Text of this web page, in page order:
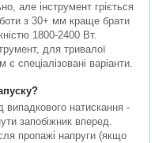
але інструмент гріється
з 30+ мм краще брати
1800-2400 Вт.
для тривалої
спеціалізовані варіанти.
випадкового натискання -
запобіжник вперед.
пропажі напруги (якщо